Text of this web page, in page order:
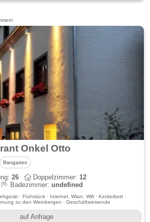
Onkel Otto
Biergarten
26 Doppelzimmer:12
Badezimmer:undefined
· Frühstück · Internet, Wlan, Wifi · Kinderbett ·
zu den Weinbergen · Geschäftsreisende
auf Anfrage